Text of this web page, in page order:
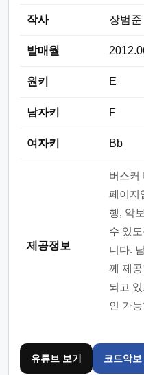
작사 장범준
발매월
원키 E
남자키 F
여자키 Bb
제공정보
버스커
페이지
행, 악
수 있
니다.
께 제
되고
인 가
유튜브 보기 코드악